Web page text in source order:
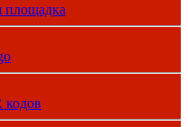
площадка
кодов